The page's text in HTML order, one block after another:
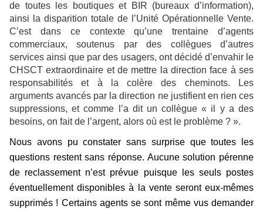
de toutes les boutiques et BIR (bureaux d’information),
ainsi la disparition totale de l’Unité Opérationnelle Vente.
C’est dans ce contexte qu’une trentaine d’agents
commerciaux, soutenus par des collègues d’autres
services ainsi que par des usagers, ont décidé d’envahir le
CHSCT extraordinaire et de mettre la direction face à ses
responsabilités et à la colère des cheminots. Les
arguments avancés par la direction ne justifient en rien ces
suppressions, et comme l’a dit un collègue « il y a des
besoins, on fait de l’argent, alors où est le problème ? ».
Nous avons pu constater sans surprise que toutes les
questions restent sans réponse. Aucune solution pérenne
de reclassement n’est prévue puisque les seuls postes
éventuellement disponibles à la vente seront eux-mêmes
supprimés ! Certains agents se sont même vus demander